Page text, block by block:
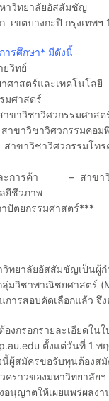
าวิทยาลัยอัสสัมชัญ
ขตบางกะปิ กรุงเทพฯ
รศึกษา* มีดังนี้
วิทย์
าสตร์และเทคโนโลยี
ศาสตร์
าวิชาวิศวกรรมศาสต
ขาวิชาวิศวกรรมคอมพิ
วิชาวิศวกรรมโทรค
ละการค้า – สาขาวิ
ชีวภาพ
ตยกรรมศาสตร์***
วิทยาลัยอัสสัมชัญเป็นผู้
มวิชาพาณิชยศาสตร์
ารสอบคัดเลือกแล้ว จึ
กรอกรายละเอียดใน
ตั้งแต่วันที่ 1
ผู้สมัครขอรับทุนต้องส
ราวของมหาวิทยาลัยฯ
นุญาตให้เผยแพร่ผลง